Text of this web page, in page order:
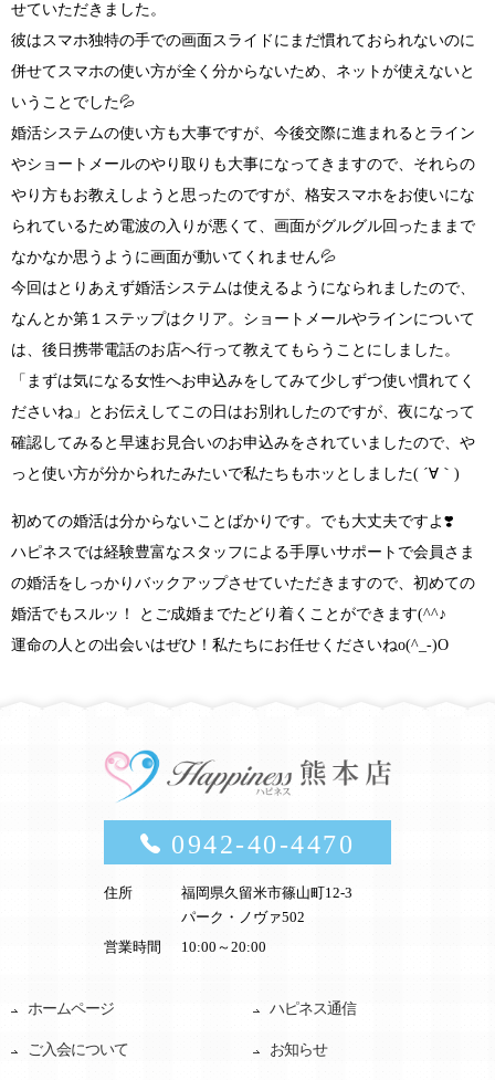
せていただきました。
彼はスマホ独特の手での画面スライドにまだ慣れておられないのに
併せてスマホの使い方が全く分からないため、ネットが使えないと
いうことでした💦
婚活システムの使い方も大事ですが、今後交際に進まれるとライン
やショートメールのやり取りも大事になってきますので、それらの
やり方もお教えしようと思ったのですが、格安スマホをお使いにな
られているため電波の入りが悪くて、 画面がグルグル回ったままで
なかなか思うように画面が動いてくれません💦
今回はとりあえず婚活システムは使えるようになられましたので、
なんとか第１ステップはクリア。ショートメールやラインについて
は、後日携帯電話のお店へ行って教えてもらうことにしました。
「まずは気になる女性へお申込みをしてみて少しずつ使い慣れてく
ださいね」
とお伝えしてこの日はお別れしたのですが、 夜になって
確認してみると早速お見合いのお申込みをされていましたので、や
っと使い方が分かられたみたいで私たちもホッとしました( ´∀｀)
初めての婚活は分からないことばかりです。でも大丈夫ですよ ❣️
ハピネスでは経験豊富なスタッフによる手厚いサポート で会員さま
の婚活をしっかりバックアップさせていただきますので、 初めての
婚活でもスルッ！ とご成婚までたどり着くことができます(^^♪
運命の人との出会いはぜひ！私たちにお任せくださいねo(^_-)O
0942-40-4470
住所
福岡県久留米市篠山町12-3
パーク・ノヴァ502
営業時間
10:00～20:00
ホームページ
ご入会について
ハピネス通信
お知らせ